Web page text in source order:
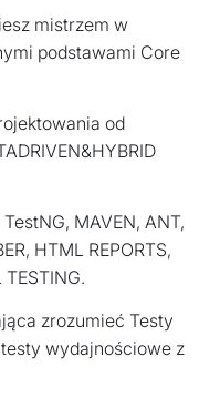
mistrzem w
podstawami Core
od
MAVEN, ANT,
HTML REPORTS,
TESTING.
zrozumieć Testy
wydajnościowe z